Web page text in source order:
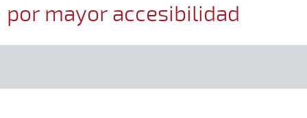
por mayor accesibilidad